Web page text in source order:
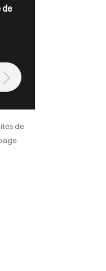
de
de